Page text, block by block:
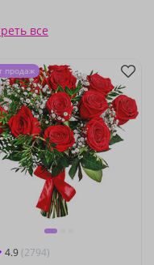
все
4.9 (2794)
продаж